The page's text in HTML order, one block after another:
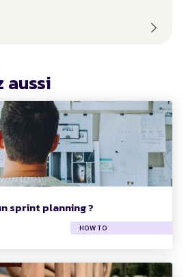
aussi
sprint planning ?
HOW TO